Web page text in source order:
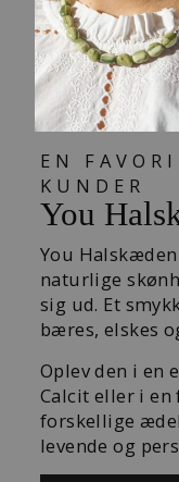
EN
KUNDER
You
You
naturlige
sig ud. Et
bæres, elskes
Oplev den i en
Calcit eller i
forskellige
levende og